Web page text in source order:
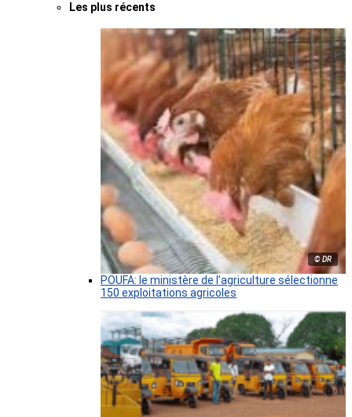
Les plus récents
© DR
POUFA: le ministère de l’agriculture sélectionne
150 exploitations agricoles